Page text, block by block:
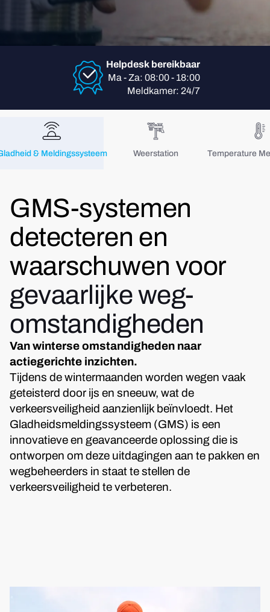
Helpdesk bereikbaar
Ma - Za: 08:00 - 18:00
Meldkamer: 24/7
& Meldingssysteem Weerstation Temperature
GMS-systemen
detecteren en
waarschuwen voor
gevaarlijke weg-
omstandigheden
Van winterse omstandigheden naar
actiegerichte inzichten.
Tijdens de wintermaanden worden wegen vaak
geteisterd door ijs en sneeuw, wat de
verkeersveiligheid aanzienlijk beïnvloedt. Het
Gladheidsmeldingssysteem (GMS) is een
innovatieve en geavanceerde oplossing die is
ontworpen om deze uitdagingen aan te pakken en
wegbeheerders in staat te stellen de
verkeersveiligheid te verbeteren.